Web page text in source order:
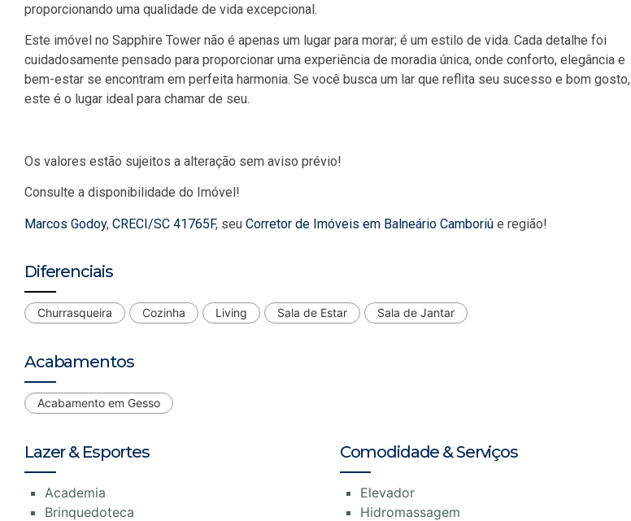
proporcionando uma qualidade de vida excepcional.
Este imóvel no Sapphire Tower não é apenas um lugar para morar; é um estilo de vida. Cada detalhe foi
cuidadosamente pensado para proporcionar uma experiência de moradia única, onde conforto, elegância e
bem-estar se encontram em perfeita harmonia. Se você busca um lar que reflita seu sucesso e bom gosto,
este é o lugar ideal para chamar de seu.
Os valores estão sujeitos a alteração sem aviso prévio!
Consulte a disponibilidade do Imóvel!
Marcos Godoy, CRECI/SC 41765F, seu Corretor de Imóveis em Balneário Camboriú e região!
Diferenciais
Churrasqueira Cozinha Living Sala de Estar Sala de Jantar
Acabamentos
Acabamento em Gesso
Lazer & Esportes
Academia
Brinquedoteca
Comodidade & Serviços
Elevador
Hidromassagem